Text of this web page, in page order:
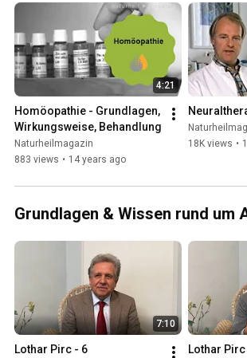
4:21
Homöopathie - Grundlagen,
Wirkungsweise, Behandlung
Naturheilmagazin
883 views • 14 years ago
18K views •
Grundlagen & Wissen rund um
7:10
Lothar Pirc - 6
Lothar